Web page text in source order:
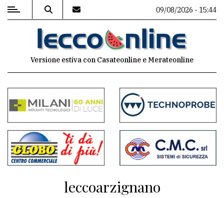
MENU
commenti
Contenuti
del
sito
09/08/2026 - 15:44
Versione estiva con Casateonline e Merateonline
leccoarzignano